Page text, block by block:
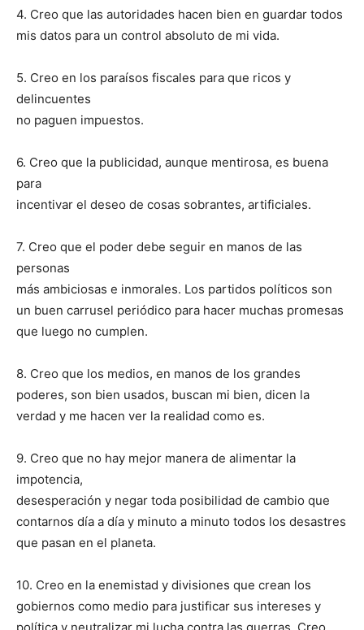
4. Creo que las autoridades hacen bien en guardar todos
mis datos para un control absoluto de mi vida.
5. Creo en los paraísos fiscales para que ricos y
delincuentes
no paguen impuestos.
6. Creo que la publicidad, aunque mentirosa, es buena
para
incentivar el deseo de cosas sobrantes, artificiales.
7. Creo que el poder debe seguir en manos de las
personas
más ambiciosas e inmorales. Los partidos políticos son
un buen carrusel periódico para hacer muchas promesas
que luego no cumplen.
8. Creo que los medios, en manos de los grandes
poderes, son bien usados, buscan mi bien, dicen la
verdad y me hacen ver la realidad como es.
9. Creo que no hay mejor manera de alimentar la
impotencia,
desesperación y negar toda posibilidad de cambio que
contarnos día a día y minuto a minuto todos los desastres
que pasan en el planeta.
10. Creo en la enemistad y divisiones que crean los
gobiernos como medio para justificar sus intereses y